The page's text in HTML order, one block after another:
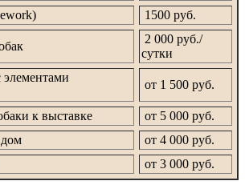
1500 руб.
2 000 руб./
сутки
от 1 500 руб.
к выставке
от 5 000 руб.
от 4 000 руб.
от 3 000 руб.